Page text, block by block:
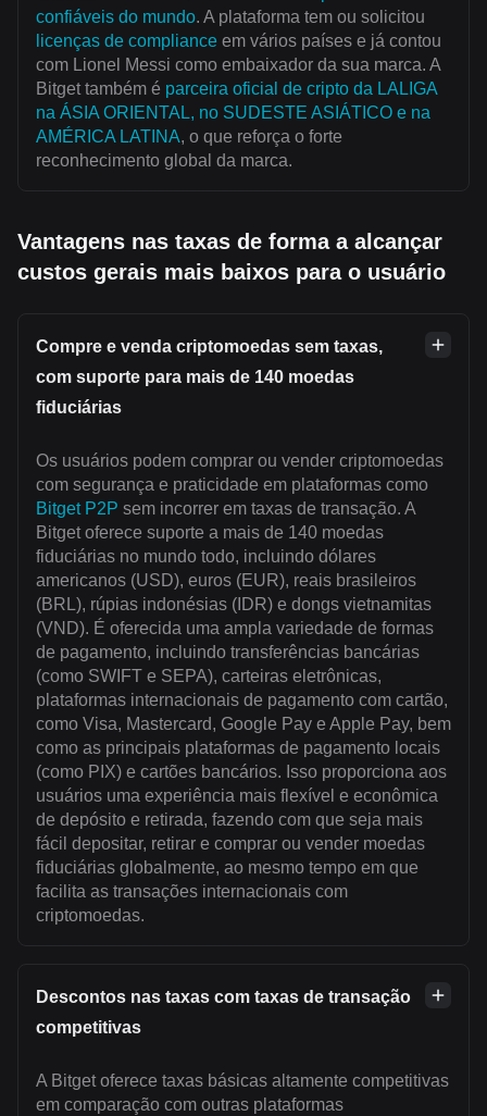
confiáveis do mundo. A plataforma tem ou solicitou
licenças de compliance em vários países e já contou
com Lionel Messi como embaixador da sua marca. A
Bitget também é parceira oficial de cripto da LALIGA
na ÁSIA ORIENTAL, no SUDESTE ASIÁTICO e na
AMÉRICA LATINA, o que reforça o forte
reconhecimento global da marca.
Vantagens nas taxas de forma a alcançar
custos gerais mais baixos para o usuário
Compre e venda criptomoedas sem taxas,
com suporte para mais de 140 moedas
fiduciárias
Os usuários podem comprar ou vender criptomoedas
com segurança e praticidade em plataformas como
Bitget P2P sem incorrer em taxas de transação. A
Bitget oferece suporte a mais de 140 moedas
fiduciárias no mundo todo, incluindo dólares
americanos (USD), euros (EUR), reais brasileiros
(BRL), rúpias indonésias (IDR) e dongs vietnamitas
(VND). É oferecida uma ampla variedade de formas
de pagamento, incluindo transferências bancárias
(como SWIFT e SEPA), carteiras eletrônicas,
plataformas internacionais de pagamento com cartão,
como Visa, Mastercard, Google Pay e Apple Pay, bem
como as principais plataformas de pagamento locais
(como PIX) e cartões bancários. Isso proporciona aos
usuários uma experiência mais flexível e econômica
de depósito e retirada, fazendo com que seja mais
fácil depositar, retirar e comprar ou vender moedas
fiduciárias globalmente, ao mesmo tempo em que
facilita as transações internacionais com
criptomoedas.
Descontos nas taxas com taxas de transação
competitivas
A Bitget oferece taxas básicas altamente competitivas
em comparação com outras plataformas